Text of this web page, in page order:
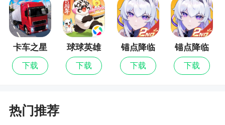
新梦灵：
● 全新五星梦灵「死亡之梦·杰尔曼」 ，限时捕
梦开启！
全新心魄养成：
版推出全新心魄天赋系统：
卡车之星
下载
球球英雄
下载
锚点降临
下载
锚点降临
九游版
下载
热门推荐